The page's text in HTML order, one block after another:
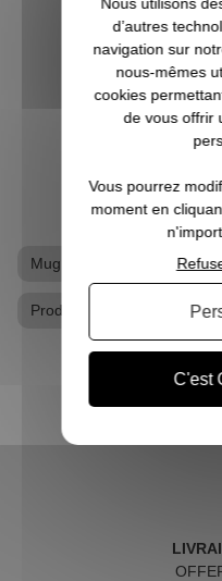
tous et toutes
attendu,
Mug Mug / Tasse
Produits dérivés Harry
d’autres
navigation sur
nous-mêmes
cookies
de vous offrir
Vous pourrez
moment en
C'est